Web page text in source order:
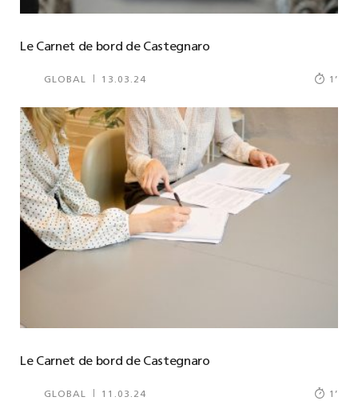
Le Carnet de bord de Castegnaro
GLOBAL 13.03.24 1’
Le Carnet de bord de Castegnaro
GLOBAL 11.03.24 1’